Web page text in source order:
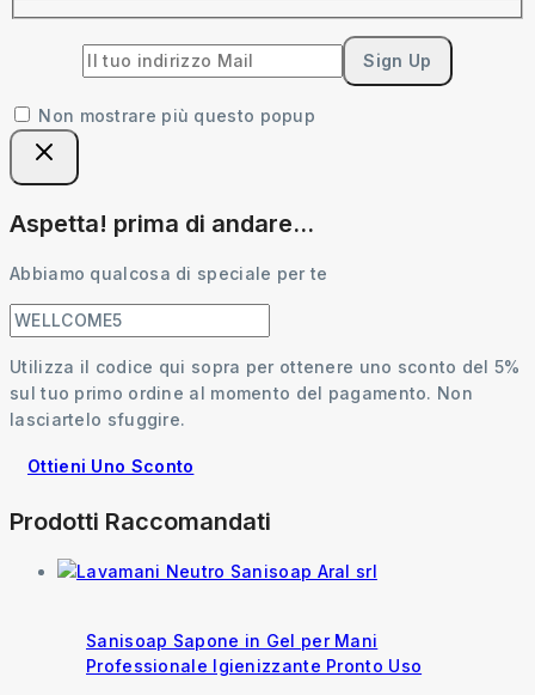
Non mostrare più questo popup
Aspetta! prima di andare...
Abbiamo qualcosa di speciale per te
Utilizza il codice qui sopra per ottenere uno sconto del 5%
sul tuo primo ordine al momento del pagamento. Non
lasciartelo sfuggire.
Ottieni Uno Sconto
Prodotti Raccomandati
Sanisoap Sapone in Gel per Mani
Professionale Igienizzante Pronto Uso